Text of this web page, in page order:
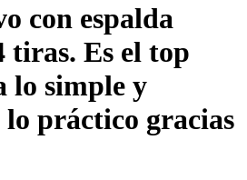
con espalda
tiras. Es el top
lo simple y
lo práctico gracias